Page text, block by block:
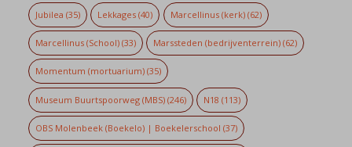
Jubilea (35) Lekkages (40) Marcellinus (kerk)(62)
Marcellinus (School)(33) Marssteden (bedrijventerrein) (62)
Momentum (mortuarium)(35)
Museum Buurtspoorweg (MBS)(246) N18 (113)
OBS Molenbeek (Boekelo) | Boekelerschool (37)